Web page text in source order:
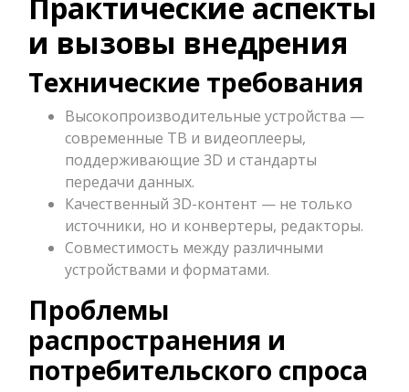
и вызовы внедрения
Технические требования
Высокопроизводительные устройства —
современные ТВ и видеоплееры,
поддерживающие 3D и стандарты
передачи данных.
Качественный 3D-контент — не только
источники, но и конвертеры, редакторы.
Совместимость между различными
устройствами и форматами.
Проблемы
распространения и
потребительского спроса